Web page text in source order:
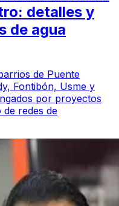
detalles y
de agua
de Puente
Fontibón, Usme y
por proyectos
redes de